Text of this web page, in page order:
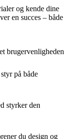
og kende dine
en succes – både
brugervenligheden
på både
styrker den
du design og